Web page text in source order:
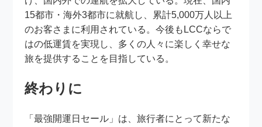
15都市・海外3都市に就航し、累計5,000万人以上
のお客さまに利用されている。今後もLCCならで
はの低運賃を実現し、多くの人々に楽しく幸せな
旅を提供することを目指している。
終わりに
「最強開運日セール」は、旅行者にとって新たな